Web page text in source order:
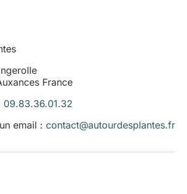
France
09.83.36.01.32
email : contact@autourdesplantes.fr